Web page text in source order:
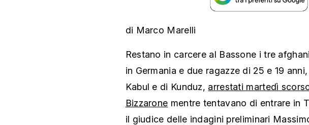
di Marco Marelli
Restano in carcere al Bassone i tre
in Germania e due ragazze di 25 e 19
Kabul e di Kunduz, arrestati martedì
Bizzarone mentre tentavano di entrare in
il giudice delle indagini preliminari